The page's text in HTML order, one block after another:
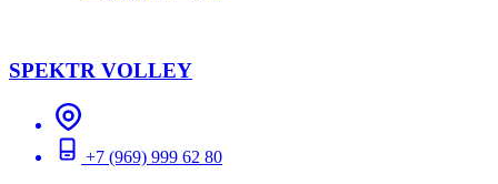
SPEKTR VOLLEY
+7 (969) 999 62 80